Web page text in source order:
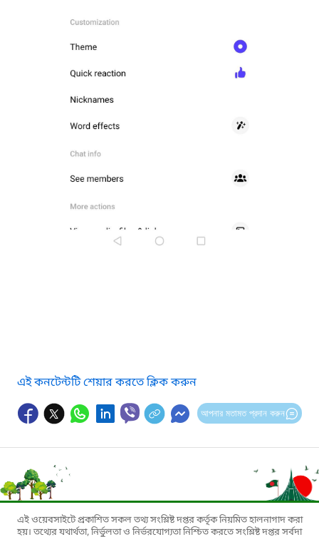
এই কনটেন্টটি শেয়ার করতে ক্লিক করুন
আপনার মতামত প্রদান করুন
এই ওয়েবসাইটে প্রকাশিত সকল তথ্য সংশ্লিষ্ট দপ্তর কর্তৃক নিয়মিত হালনাগাদ করা
হয়। তথ্যের যথার্থতা, নির্ভুলতা ও নির্ভরযোগ্যতা নিশ্চিত করতে সংশ্লিষ্ট দপ্তর সর্বদা